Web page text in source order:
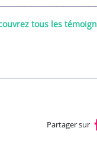
tous les
Partager sur